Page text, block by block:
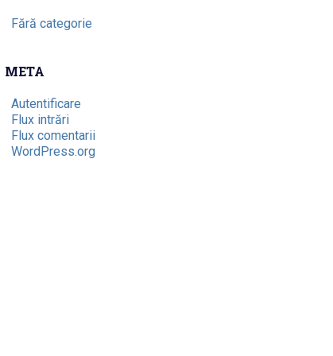
Fără categorie
META
Autentificare
Flux intrări
Flux comentarii
WordPress.org